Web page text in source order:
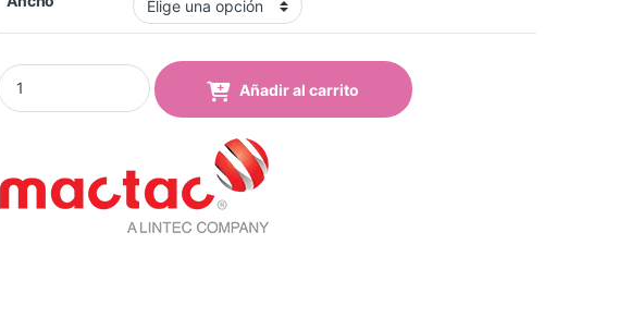
Vinilo Mactac 8988-00 pro Negro Mate quantity
Añadir al carrito